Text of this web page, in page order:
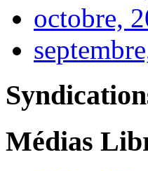
octobre,
Médias